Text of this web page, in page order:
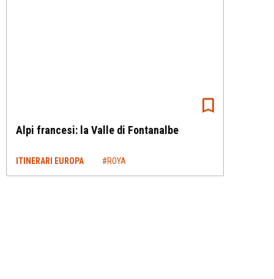
Alpi francesi: la Valle di Fontanalbe
ITINERARI EUROPA #ROYA